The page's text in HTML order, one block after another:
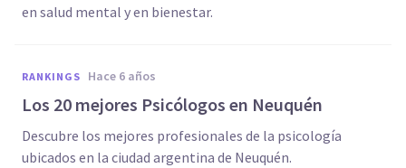
en salud mental y en bienestar.
RANKINGS hace 6 años
Los 20 mejores Psicólogos en Neuquén
Descubre los mejores profesionales de la psicología
ubicados en la ciudad argentina de Neuquén.